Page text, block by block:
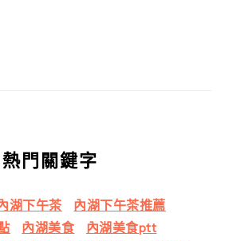
熱門關鍵字
湖下午茶
內湖下午茶推薦
內湖美食
內湖美食ptt